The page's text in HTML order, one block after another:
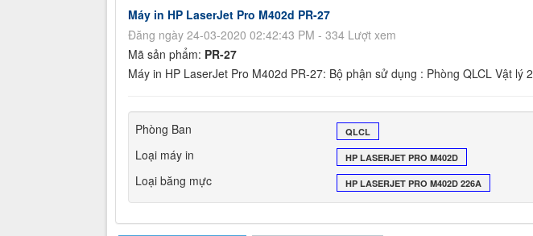
Máy in HP LaserJet Pro M402d PR-27
Đăng ngày 24-03-2020 02:42:43 PM - 334 Lượt xem
Mã sản phẩm: PR-27
Máy in HP LaserJet Pro M402d PR-27: Bộ phận sử dụng : Phòng QLCL Vật lý 2
Phòng Ban QLCL
Loại máy in HP LASERJET PRO M402D
Loại băng mực HP LASERJET PRO M402D 226A